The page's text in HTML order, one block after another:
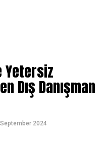
Yetersiz
Dış Danışman
2024